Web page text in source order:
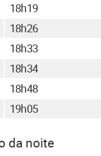
18h19
18h26
18h33
18h34
18h48
19h05
da noite